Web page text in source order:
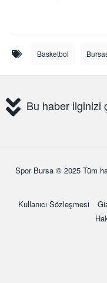
Basketbol
Bu haber ilginizi
Spor Bursa © 2025 Tüm
Kullanıcı Sözleşmesi